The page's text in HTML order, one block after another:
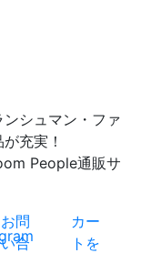
シュマン・ファ
充実！
People通販サ
お問
い合
カー
トを